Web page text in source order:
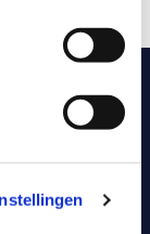
die bij jou